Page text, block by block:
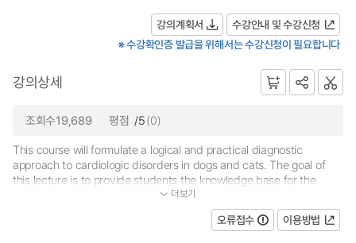
강의계획서
수강안내 및 수강신청
※ 수강확인증 발급을 위해서는 수강신청이 필요합니다
강의상세
조회수19,689 평점 /5(0)
This course will formulate a logical and practical diagnostic
approach to cardiologic disorders in dogs and cats. The goal of
this lecture is to provide students the knowledge base for the
practice of the neurological disease. The students will clearly un...
더보기
오류접수 이용방법